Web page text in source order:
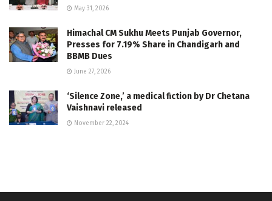
May 31, 2026
Himachal CM Sukhu Meets Punjab Governor,
Presses for 7.19% Share in Chandigarh and
BBMB Dues
June 27, 2026
‘Silence Zone,’ a medical fiction by Dr Chetana
Vaishnavi released
November 22, 2024